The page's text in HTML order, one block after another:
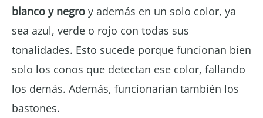
blanco y negro y además en un solo color, ya
sea azul, verde o rojo con todas sus
tonalidades. Esto sucede porque funcionan bien
solo los conos que detectan ese color, fallando
los demás. Además, funcionarían también los
bastones.